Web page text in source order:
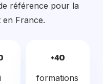
référence pour la
France.
+40
formations